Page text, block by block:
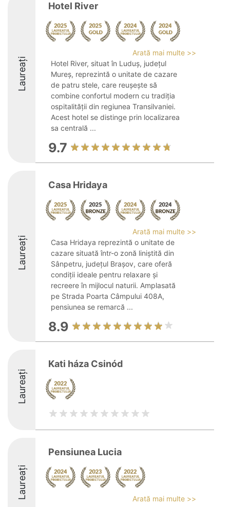
Laureați
Hotel River
Arată mai multe >>
Hotel River, situat în Luduș, județul
Mureș, reprezintă o unitate de cazare
de patru stele, care reușește să
combine confortul modern cu tradiția
ospitalității din regiunea Transilvaniei.
Acest hotel se distinge prin localizarea
sa centrală ...
9.7
Laureați
Casa Hridaya
Arată mai multe >>
Casa Hridaya reprezintă o unitate de
cazare situată într-o zonă liniștită din
Sânpetru, județul Brașov, care oferă
condiții ideale pentru relaxare și
recreere în mijlocul naturii. Amplasată
pe Strada Poarta Câmpului 408A,
pensiunea se remarcă ...
8.9
Laureați
Kati háza Csinód
Laureați
Pensiunea Lucia
Arată mai multe >>